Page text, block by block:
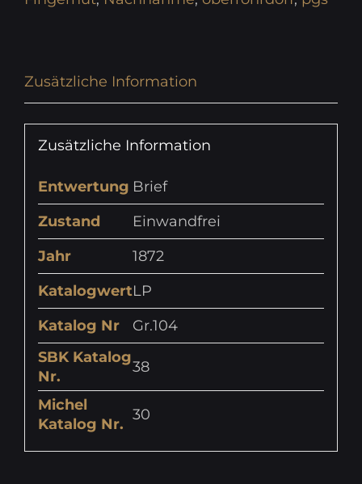
Zusätzliche Information
Zusätzliche Information
Entwertung Brief
Zustand
Einwandfrei
Jahr
1872
KatalogwertLP
Katalog Nr
Gr.104
SBK Katalog
Nr.
38
Michel
Katalog Nr.
30